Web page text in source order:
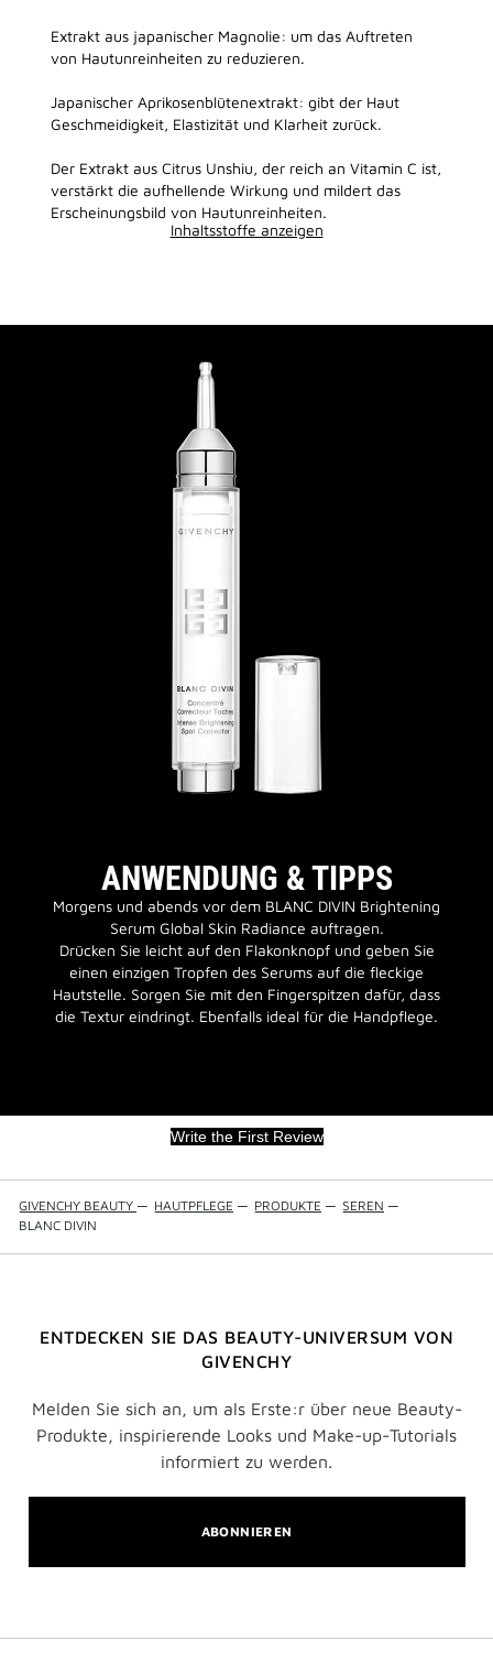
Extrakt aus japanischer Magnolie: um das Auftreten
von Hautunreinheiten zu reduzieren.
Japanischer Aprikosenblütenextrakt: gibt der Haut
Geschmeidigkeit, Elastizität und Klarheit zurück.
Der Extrakt aus Citrus Unshiu, der reich an Vitamin C ist,
verstärkt die aufhellende Wirkung und mildert das
Erscheinungsbild von Hautunreinheiten.
Inhaltsstoffe anzeigen
ANWENDUNG & TIPPS
Morgens und abends vor dem BLANC DIVIN Brightening
Serum Global Skin Radiance auftragen.
Drücken Sie leicht auf den Flakonknopf und geben Sie
einen einzigen Tropfen des Serums auf die fleckige
Hautstelle. Sorgen Sie mit den Fingerspitzen dafür, dass
die Textur eindringt. Ebenfalls ideal für die Handpflege.
Write the First Review
GIVENCHY BEAUTY — HAUTPFLEGE — PRODUKTE — SEREN —
BLANC DIVIN
ENTDECKEN SIE DAS BEAUTY-UNIVERSUM VON
GIVENCHY
Melden Sie sich an, um als Erste:r über neue Beauty-
Produkte, inspirierende Looks und Make-up-Tutorials
informiert zu werden.
ABONNIEREN